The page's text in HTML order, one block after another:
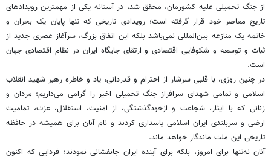
از جنگ تحمیلی علیه کشورمان، محقق شد، در آستانه یکی از مهمترین رویدادهای
تاریخ معاصر خود قرار گرفته است؛ رویدادی تاریخی که تنها پایان یک بحران و
خاتمه یک منازعه بین‌المللی نمی‌باشد بلکه این اتفاق بزرگ، سرآغاز عصری جدید از
ثبات و توسعه و شکوفایی اقتصادی و ارتقای جایگاه ایران در نظام اقتصادی جهان
است.
در چنین روزی، با قلبی سرشار از احترام و قدردانی، یاد و خاطره رهبر شهید انقلاب
اسلامی و تمامی شهدای سرافراز جنگ تحمیلی اخیر را گرامی می‌داریم؛ مردان و
زنانی که با ایثار، شجاعت و ازخودگذشتگی، از امنیت، استقلال، عزت، تمامیت
ارضی و سربلندی ایران اسلامی پاسداری کردند و نام آنان برای همیشه در حافظه
تاریخی این ملت ماندگار خواهد ماند.
آنان نه‌تنها برای امروز، بلکه برای آینده ایران جانفشانی نمودند؛ فردایی که اکنون